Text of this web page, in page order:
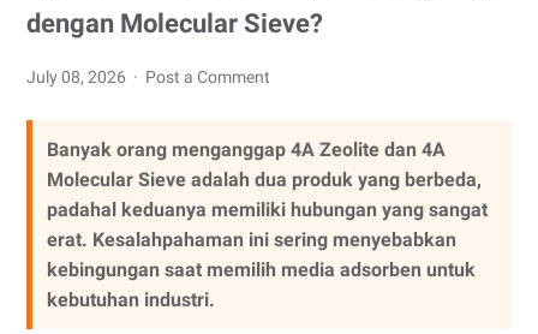
dengan Molecular Sieve?
July 08, 2026 Post a Comment
Banyak orang menganggap 4A Zeolite dan 4A
Molecular Sieve adalah dua produk yang berbeda,
padahal keduanya memiliki hubungan yang sangat
erat. Kesalahpahaman ini sering menyebabkan
kebingungan saat memilih media adsorben untuk
kebutuhan industri.